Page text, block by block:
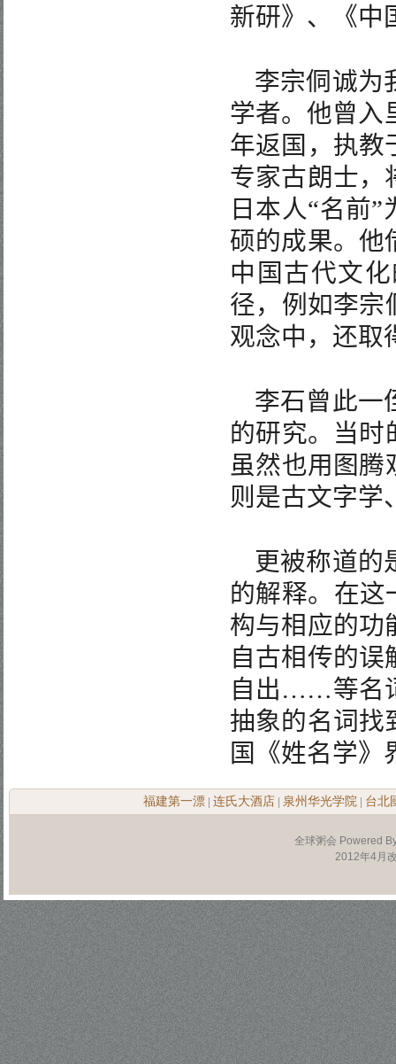
新研》、《中
李宗侗诚为
学者。他曾入
年返国，执教
专家古朗士，
日本人“名前”
硕的成果。他
中国古代文
径，例如李宗
观念中，还取
李石曾此一
的研究。当时
虽然也用图腾
则是古文字学
更被称道的
的解释。在这
构与相应的功
自古相传的误
自出……等名
抽象的名词找
国《姓名学》
福建第一漂 连氏大酒店 泉州华光学院 台北
全球粥会 Powered
2012年4月